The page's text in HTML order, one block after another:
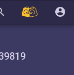
account_circle